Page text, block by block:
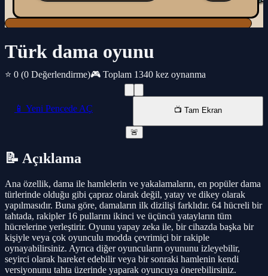
Türk dama oyunu
⭐ 0 (0 Değerlendirme)🎮 Toplam 1340 kez oynanma
📱 Yeni Pencede AÇ 📺 Tam Ekran
🚨
📝 Açıklama
Ana özellik, dama ile hamlelerin ve yakalamaların, en popüler dama
türlerinde olduğu gibi çapraz olarak değil, yatay ve dikey olarak
yapılmasıdır. Buna göre, damaların ilk dizilişi farklıdır. 64 hücreli bir
tahtada, rakipler 16 pullarını ikinci ve üçüncü yatayların tüm
hücrelerine yerleştirir. Oyunu yapay zeka ile, bir cihazda başka bir
kişiyle veya çok oyunculu modda çevrimiçi bir rakiple
oynayabilirsiniz. Ayrıca diğer oyuncuların oyununu izleyebilir,
seyirci olarak hareket edebilir veya bir sonraki hamlenin kendi
versiyonunu tahta üzerinde yaparak oyuncuya önerebilirsiniz.